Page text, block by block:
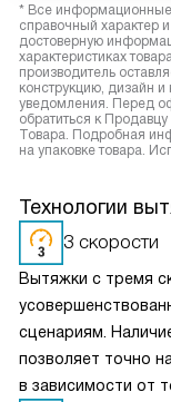
* Все
справочный характер
достоверную
характеристиках
производитель
конструкцию, дизайн
уведомления. Перед
обратиться к
Товара. Подробная
на упаковке товара.
Технологии
3 скорости
Вытяжки с тремя
сценариям.
позволяет точно
в зависимости от